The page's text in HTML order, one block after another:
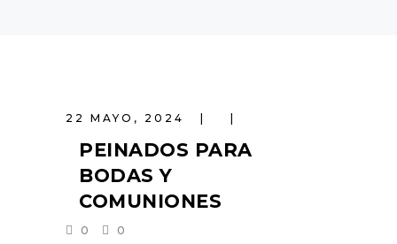
22 MAYO, 2024
PEINADOS PARA
BODAS Y
COMUNIONES
0 0